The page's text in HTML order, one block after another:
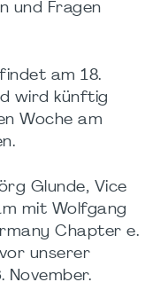
und Fragen
am 18.
wird künftig
Woche am
Glunde, Vice
mit Wolfgang
Chapter e.
unserer
November.